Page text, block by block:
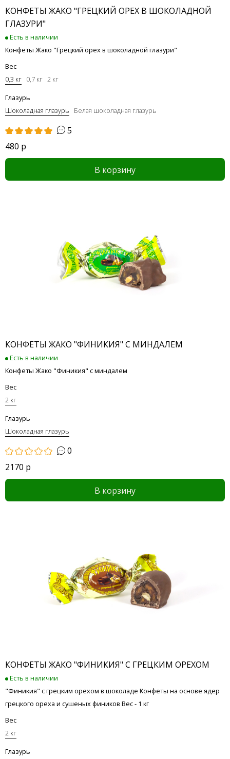
КОНФЕТЫ ЖАКО "ГРЕЦКИЙ ОРЕХ В ШОКОЛАДНОЙ
ГЛАЗУРИ"
Есть в наличии
Конфеты Жако "Грецкий орех в шоколадной глазури"
Вес
0,3 кг 0,7 кг 2 кг
Глазурь
Шоколадная глазурь
Белая шоколадная глазурь
5
480 р
В корзину
КОНФЕТЫ ЖАКО "ФИНИКИЯ" С МИНДАЛЕМ
Есть в наличии
Конфеты Жако "Финикия" с миндалем
Вес
2 кг
Глазурь
Шоколадная глазурь
0
2170 р
В корзину
КОНФЕТЫ ЖАКО "ФИНИКИЯ" С ГРЕЦКИМ ОРЕХОМ
Есть в наличии
"Финикия" с грецким орехом в шоколаде Конфеты на основе ядер
грецкого ореха и сушеных фиников Вес - 1 кг
Вес
2 кг
Глазурь